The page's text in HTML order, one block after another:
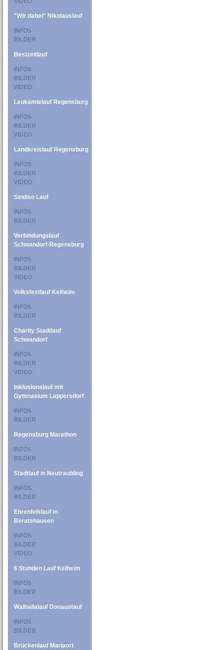
"Wir dabei" Nikolauslauf
INFOS
BILDER
Bestzeitlauf
INFOS
BILDER
VIDEO
Leukämielauf Regensburg
INFOS
BILDER
VIDEO
Landkreislauf Regensburg
INFOS
BILDER
VIDEO
Sindiso Lauf
INFOS
BILDER
Verbindungslauf
Schwandorf-Regensburg
INFOS
BILDER
VIDEO
Volksfestlauf Kelheim
INFOS
BILDER
Charity Stadtlauf
Schwandorf
INFOS
BILDER
VIDEO
Inklusionslauf mit
Gymnasium Lappersdorf
INFOS
BILDER
Regensburg Marathon
INFOS
BILDER
Stadtlauf in Neutraubling
INFOS
BILDER
Ehrenfelslauf in
Beratshausen
INFOS
BILDER
VIDEO
6 Stunden Lauf Kelheim
INFOS
BILDER
Walhallalauf Donaustauf
INFOS
BILDER
Brückenlauf Mariaort